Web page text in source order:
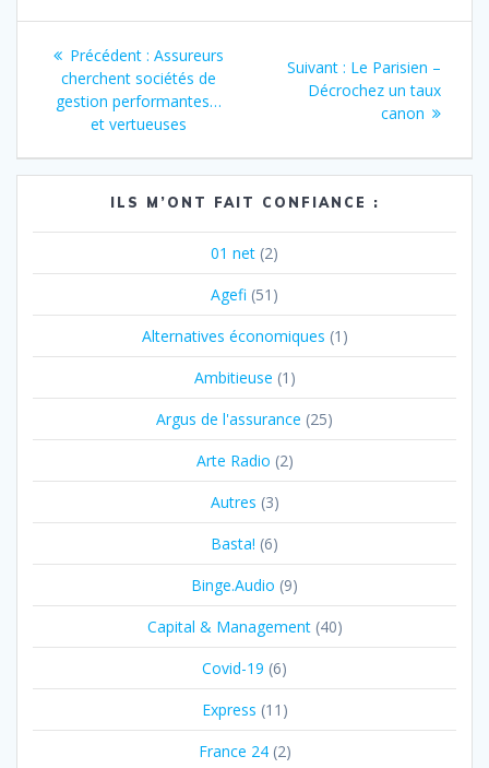
Navigation
l’article
Précédent : Article
précédent
:
Assureurs
cherchent sociétés de
gestion performantes…
et vertueuses
Suivant : Article
suivant
Le Parisien –
Décrochez un taux
canon
ILS M’ONT FAIT CONFIANCE :
01 net (2)
Agefi (51)
Alternatives économiques (1)
Ambitieuse (1)
Argus de l'assurance (25)
Arte Radio (2)
Autres (3)
Basta! (6)
Binge.Audio (9)
Capital & Management(40)
Covid-19 (6)
Express (11)
France 24(2)